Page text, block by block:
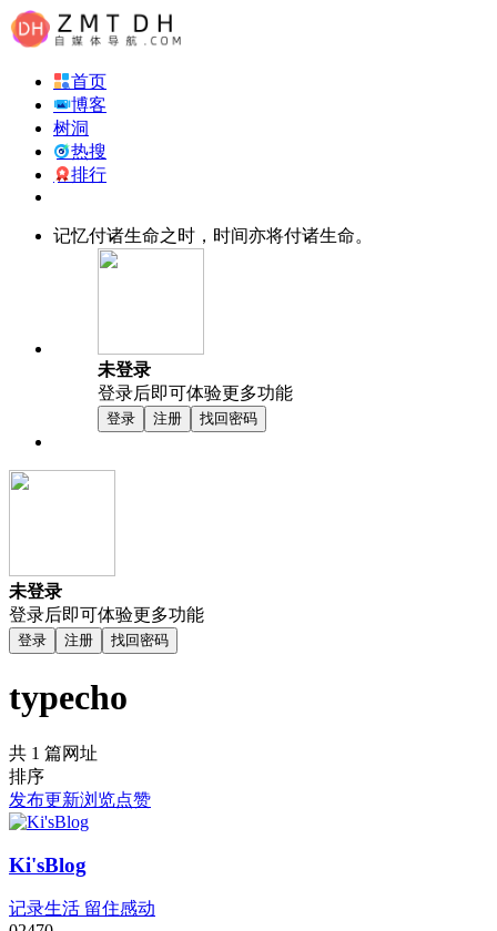
首页
博客
树洞
热搜
排行
记忆付诸生命之时，时间亦将付诸生命。
未登录
登录后即可体验更多功能
登录 注册 找回密码
未登录
登录后即可体验更多功能
登录 注册 找回密码
typecho
共 1 篇网址
排序
发布更新浏览点赞
Ki'sBlog
记录生活 留住感动